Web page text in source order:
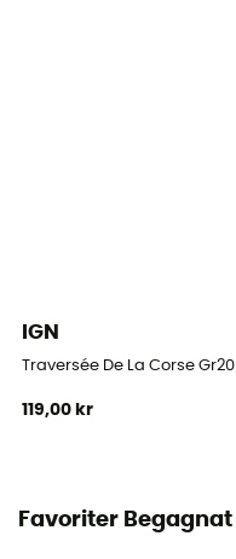
IGN
Traversée De La Corse Gr20
119,00 kr
Favoriter Begagnat